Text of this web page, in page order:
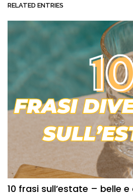
RELATED ENTRIES
10 frasi sull’estate – belle